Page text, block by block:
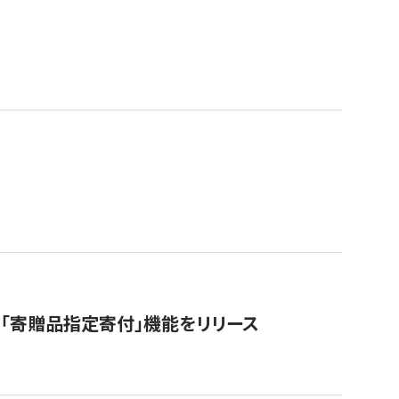
贈品指定寄付」機能をリリース